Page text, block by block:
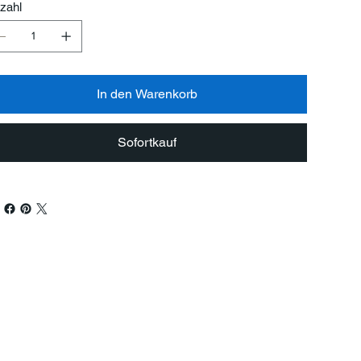
In den Warenkorb
Sofortkauf